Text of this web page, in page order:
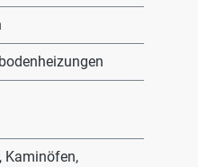
Kaminöfen,